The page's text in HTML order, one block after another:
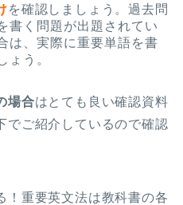
を確認しましょう。過去問
書く問題が出題されてい
は、実際に重要単語を書
ょう。
場合はとても良い確認資料
でご紹介しているので確認
！ 重要英文法は教科書の各